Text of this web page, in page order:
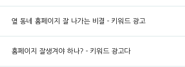
옆 동네 홈페이지 잘 나가는 비결 - 키워드 광고
홈페이지 잘생겨야 하나? - 키워드 광고다